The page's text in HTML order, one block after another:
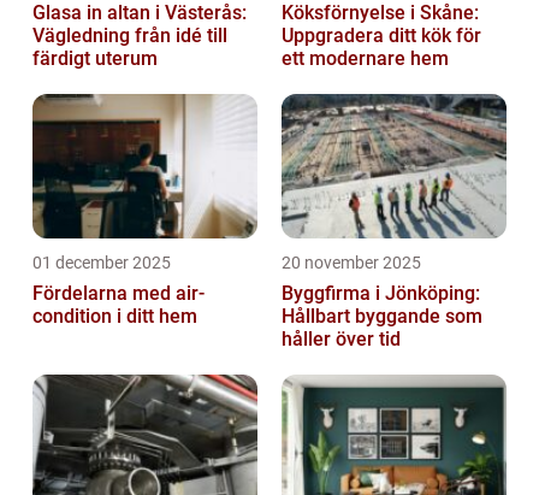
Glasa in altan i Västerås:
Vägledning från idé till
färdigt uterum
Köksförnyelse i Skåne:
Uppgradera ditt kök för
ett modernare hem
01 december 2025
Fördelarna med air-
condition i ditt hem
20 november 2025
Byggfirma i Jönköping:
Hållbart byggande som
håller över tid